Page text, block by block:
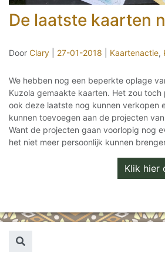
De laatste kaarten
Door Clary 27-01-2018 Kaartenactie,
We hebben nog een beperkte oplage
Kuzola gemaakte kaarten. Het zou
ook deze laatste nog kunnen verkopen
kunnen toevoegen aan de projecten
Want de projecten gaan voorlopig nog
het niet meer persoonlijk kunnen
Klik hier
Zoeken naar...